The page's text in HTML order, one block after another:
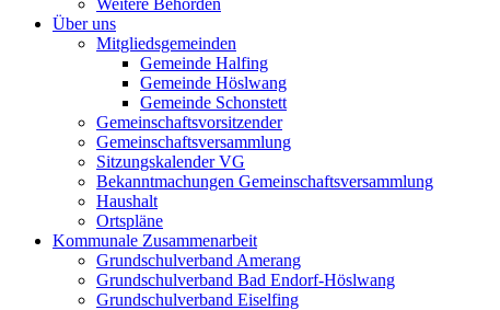
Weitere Behörden
Über uns
Mitgliedsgemeinden
Gemeinde Halfing
Gemeinde Höslwang
Gemeinde Schonstett
Gemeinschaftsvorsitzender
Gemeinschaftsversammlung
Sitzungskalender VG
Bekanntmachungen Gemeinschaftsversammlung
Haushalt
Ortspläne
Kommunale Zusammenarbeit
Grundschulverband Amerang
Grundschulverband Bad Endorf-Höslwang
Grundschulverband Eiselfing